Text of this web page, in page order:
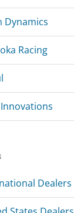
Dynamics
Racing
Dealers